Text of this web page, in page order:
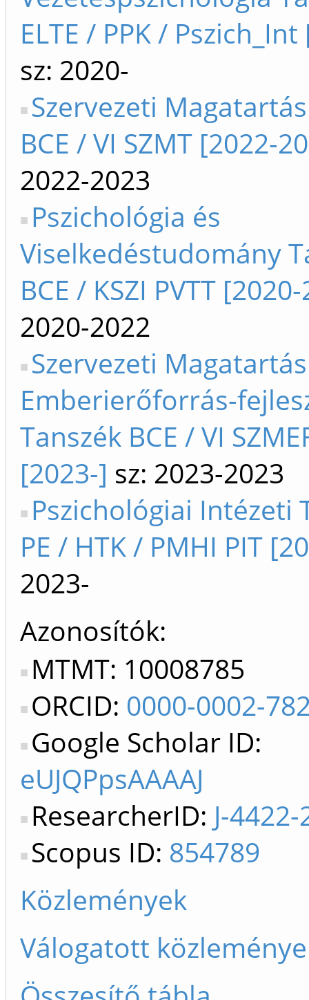
ELTE / PPK /
sz: 2020-
Szervezeti
BCE / VI SZMT [2022-
2022-2023
Pszichológia és
Viselkedéstudomány
BCE / KSZI PVTT
2020-2022
Szervezeti
Emberierőforrás-
Tanszék BCE / VI
[2023-] sz: 2023-2023
Pszichológiai Intézeti
PE / HTK / PMHI PIT
2023-
Azonosítók
MTMT: 10008785
ORCID: 0000-0002-
Google Scholar ID:
eUJQPpsAAAAJ
ResearcherID: J-
Scopus ID: 854789
Közlemények
Válogatott